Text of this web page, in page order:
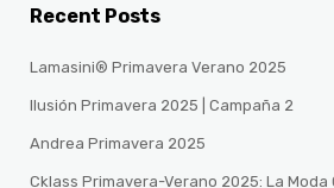
Recent Posts
Lamasini® Primavera Verano 2025
Ilusión Primavera 2025 | Campaña 2
Andrea Primavera 2025
Cklass Primavera-Verano 2025: La Moda